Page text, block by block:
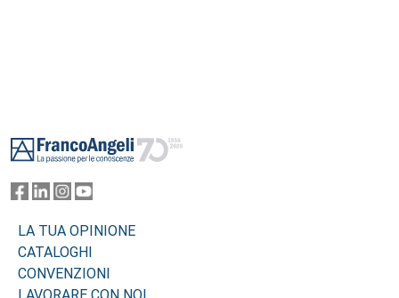
LA TUA OPINIONE
CATALOGHI
CONVENZIONI